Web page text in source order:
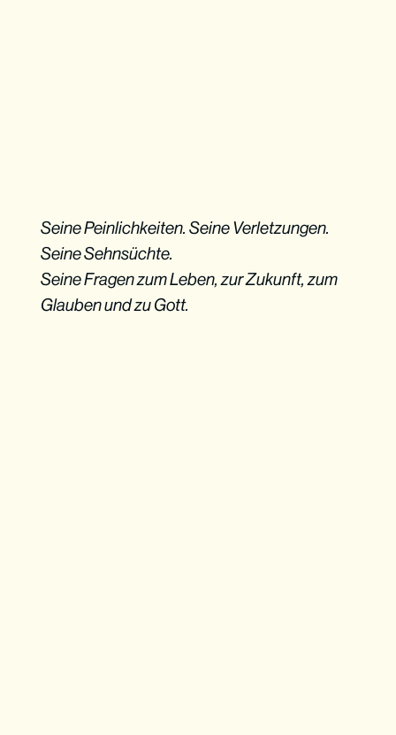
Seine Peinlichkeiten. Seine Verletzungen.
Seine Sehnsüchte.
Seine Fragen zum Leben, zur Zukunft, zum
Glauben und zu Gott.